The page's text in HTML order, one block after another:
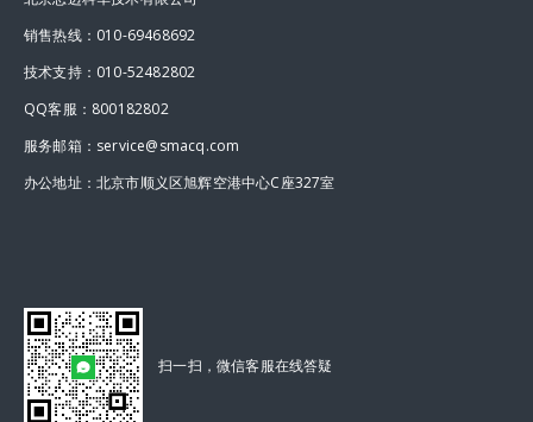
销售热线：010-69468692
技术支持：010-52482802
QQ客服：800182802
服务邮箱：service@smacq.com
办公地址：北京市顺义区旭辉空港中心C座327室
扫一扫，微信客服在线答疑